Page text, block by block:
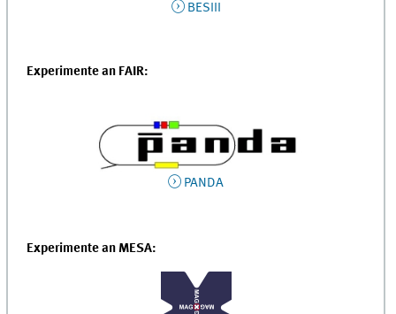
BESIII
Experimente an FAIR:
PANDA
Experimente an MESA: